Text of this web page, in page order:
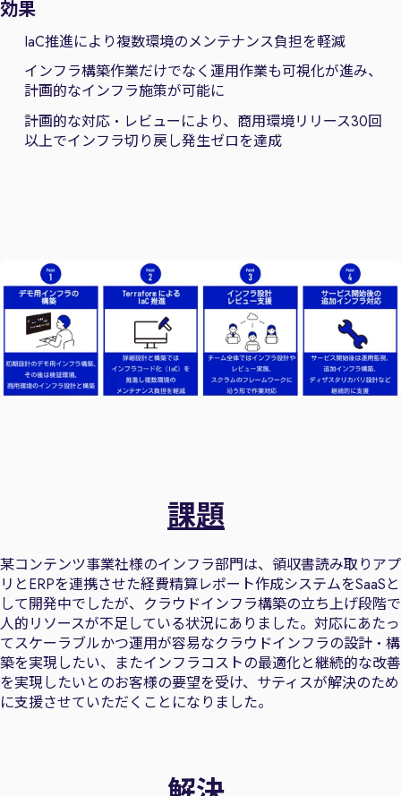
効果
IaC推進により複数環境のメンテナンス負担を軽減
インフラ構築作業だけでなく運用作業も可視化が進み、
計画的なインフラ施策が可能に
計画的な対応・レビューにより、商用環境リリース30回
以上でインフラ切り戻し発生ゼロを達成
課題
某コンテンツ事業社様のインフラ部門は、領収書読み取りアプ
リとERPを連携させた経費精算レポート作成システムをSaaSと
して開発中でしたが、クラウドインフラ構築の立ち上げ段階で
人的リソースが不足している状況にありました。対応にあたっ
てスケーラブルかつ運用が容易なクラウドインフラの設計・構
築を実現したい、またインフラコストの最適化と継続的な改善
を実現したいとのお客様の要望を受け、サティスが解決のため
に支援させていただくことになりました。